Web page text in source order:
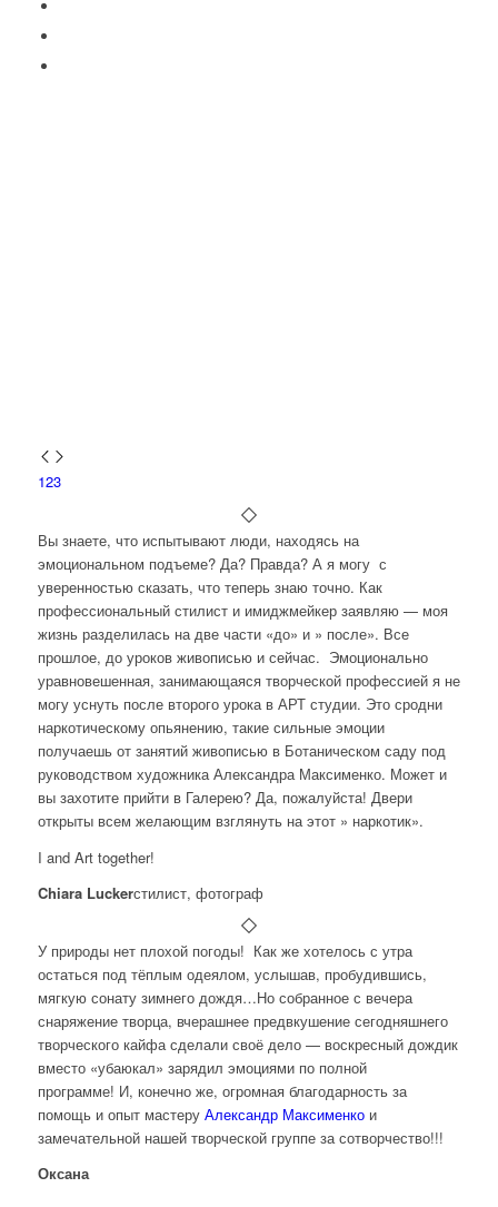
123
Вы знаете, что испытывают люди, находясь на
эмоциональном подъеме? Да? Правда? А я могу с
уверенностью сказать, что теперь знаю точно. Как
профессиональный стилист и имиджмейкер заявляю — моя
жизнь разделилась на две части «до» и » после». Все
прошлое, до уроков живописью и сейчас. Эмоционально
уравновешенная, занимающаяся творческой профессией я не
могу уснуть после второго урока в АРТ студии. Это сродни
наркотическому опьянению, такие сильные эмоции
получаешь от занятий живописью в Ботаническом саду под
руководством художника Александра Максименко. Может и
вы захотите прийти в Галерею? Да, пожалуйста! Двери
открыты всем желающим взглянуть на этот » наркотик».
I and Art together!
Chiara Luckerстилист, фотограф
У природы нет плохой погоды! Как же хотелось с утра
остаться под тёплым одеялом, услышав, пробудившись,
мягкую сонату зимнего дождя…Но собранное с вечера
снаряжение творца, вчерашнее предвкушение сегодняшнего
творческого кайфа сделали своё дело — воскресный дождик
вместо «убаюкал» зарядил эмоциями по полной
программе! И, конечно же, огромная благодарность за
помощь и опыт мастеру Александр Максименкои
замечательной нашей творческой группе за сотворчество!!!
Оксана